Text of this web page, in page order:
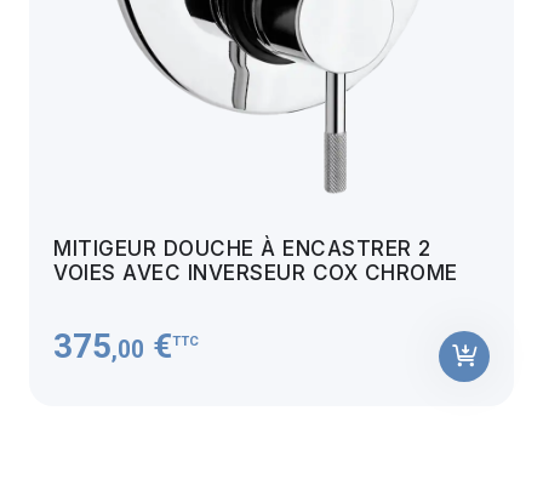
MITIGEUR DOUCHE À ENCASTRER 2
VOIES AVEC INVERSEUR COX CHROME
375,00 €TTC